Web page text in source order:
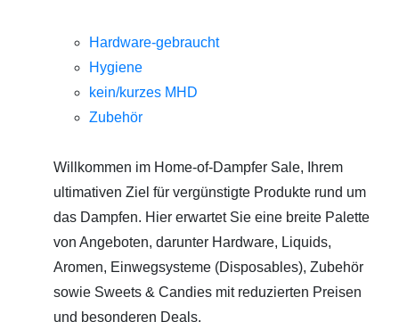
Hardware-gebraucht
Hygiene
kein/kurzes MHD
Zubehör
Willkommen im Home-of-Dampfer Sale, Ihrem
ultimativen Ziel für vergünstigte Produkte rund um
das Dampfen. Hier erwartet Sie eine breite Palette
von Angeboten, darunter Hardware, Liquids,
Aromen, Einwegsysteme (Disposables), Zubehör
sowie Sweets & Candies mit reduzierten Preisen
und besonderen Deals.